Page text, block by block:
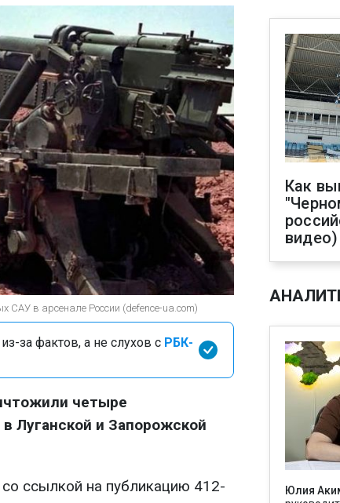
САУ в арсенале России (defence-ua.com)
за фактов, а не слухов с РБК-
четыре
Луганской и Запорожской
со ссылкой на публикацию 412-
Как
видео)
Юлия